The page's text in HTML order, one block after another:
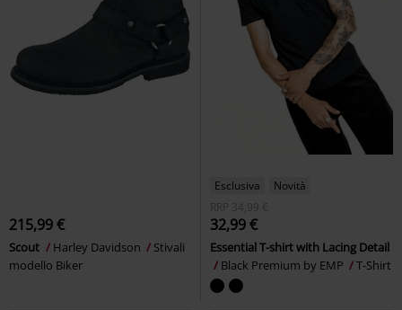
215,99 €
Scout Harley Davidson
Stivali
modello Biker
Esclusiva
Novità
RRP
34,99 €
32,99 €
Essential T-shirt with Lacing Detail
Black Premium by EMP
T-Shirt